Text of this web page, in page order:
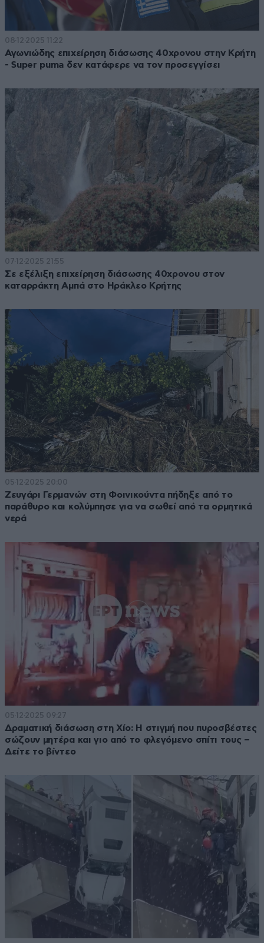
08·12·2025 11:22
Αγωνιώδης επιχείρηση διάσωσης 40χρονου στην Κρήτη
‑ Super puma δεν κατάφερε να τον προσεγγίσει
07·12·2025 21:55
Σε εξέλιξη επιχείρηση διάσωσης 40χρονου στον
καταρράκτη Αμπά στο Ηράκλεο Κρήτης
05·12·2025 20:00
Ζευγάρι Γερμανών στη Φοινικούντα πήδηξε από το
παράθυρο και κολύμπησε για να σωθεί από τα ορμητικά
νερά
05·12·2025 09:27
Δραματική διάσωση στη Χίο: Η στιγμή που πυροσβέστες
σώζουν μητέρα και γιο από το φλεγόμενο σπίτι τους –
Δείτε το βίντεο